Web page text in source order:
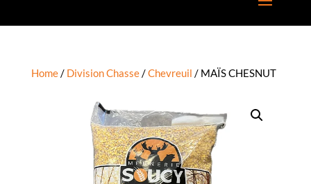
Home/ Division Chasse/Chevreuil / MAÏS CHESNUT